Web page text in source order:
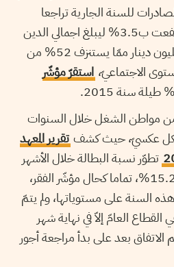
للسنة الجارية تراجعا
فارتفعت ب3.5% ليبلغ اجمالي الدين
الخارجي لتونس 30 ألف مليون دينار ممّا يستنزف 52% من
الاجتماعيّ، استقرّ مؤشّر
من مواطن الشغل خلال السنوات
بشكل عكسيّ، حيث كشف تقرير المعهد
تطوّر نسبة البطالة خلال الأشهر
الستة الأولى من 15% إلى 15.2%، تماما كحال مؤشّر الفقر،
السنة على مستوياتها، ولم يتمّ
القطاع العامّ إلاّ في نهاية شهر
لم يتم الاتفاق بعد على بدأ مراجعة أجور